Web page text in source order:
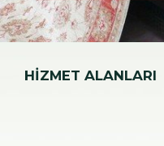
HİZMET ALANLARI